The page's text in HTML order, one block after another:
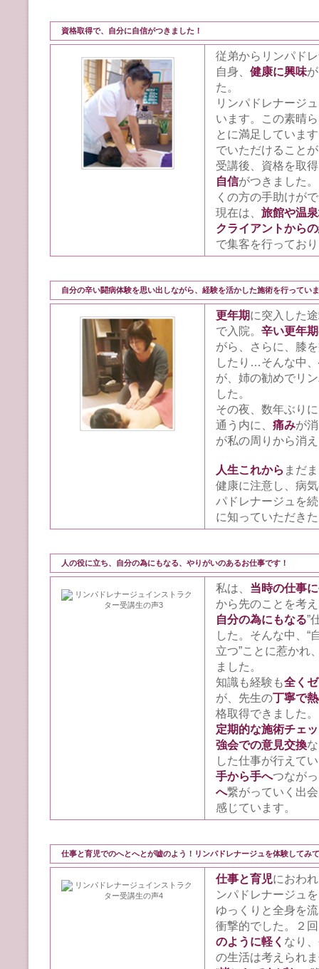
資格取得で、自分に自信がつきました！
従弟からリンパド
自身、 健康に興味
た。
リンパドレナージ
います。この素晴
とに満足していま
でいただけること
受講後、資格を取
自信がつきました
くの方の手助けが
現在は、 旅館や温
クライアントから
で集客を行ってお
自分の辛い闘病体験を思い出しながら、経験を活かした施術を行ってい
更年期に突入した
で入院。 辛い更年
がら、さらに、膝
したり…そんな中、
が、姉の勧めでリ
した。
その夜、数年ぶり
通う内に、 痛みが
が私の周りから消
人生これから まだ
健康に注意し、病
パドレナージュを
に知っていただき
人の役に立ち、自分の為にもなる、やりがいのあるお仕事です！
私は、 当時の仕事
から先のことを考
自分の為にもなる”
した。そんな中、“
立つ”ことに惹かれ
ました。
知識も経験も全く
が、先生の丁寧で
格取得できました。
定期的な施術チェ
強会での意見交換
した仕事が行えて
手から手へつなが
へ繋がっていく出
感じています。
仕事と育児でのへとへとが嘘のよう！リンパドレナージュを体験してみ
仕事と育児におわ
ンパドレナージュ
ゆっくりと全身を
衝撃的でした。２
のように軽く なり
の生活は考えられ